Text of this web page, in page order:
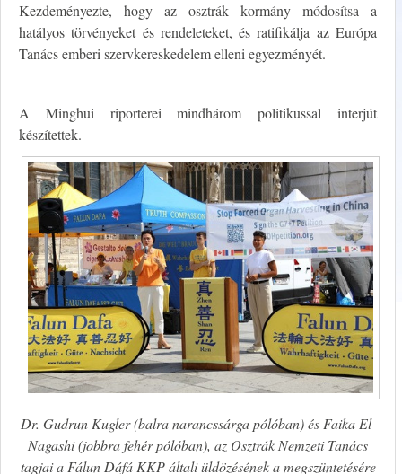
Kezdeményezte, hogy az osztrák kormány módosítsa a
hatályos törvényeket és rendeleteket, és ratifikálja az Európa
Tanács emberi szervkereskedelem elleni egyezményét.
A Minghui riporterei mindhárom politikussal interjút
készítettek.
Dr. Gudrun Kugler (balra narancssárga pólóban) és Faika El-
Nagashi (jobbra fehér pólóban), az Osztrák Nemzeti Tanács
tagjai a Fálun Dáfá KKP általi üldözésének a megszüntetésére